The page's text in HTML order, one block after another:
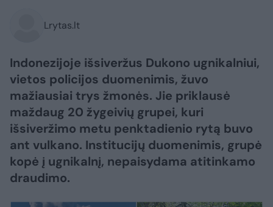
Lrytas.lt
Indonezijoje išsiveržus Dukono ugnikalniui,
vietos policijos duomenimis, žuvo
mažiausiai trys žmonės. Jie priklausė
maždaug 20 žygeivių grupei, kuri
išsiveržimo metu penktadienio rytą buvo
ant vulkano. Institucijų duomenimis, grupė
kopė į ugnikalnį, nepaisydama atitinkamo
draudimo.